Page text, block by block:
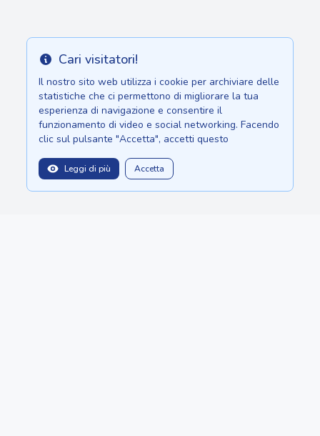
Info Cari visitatori!
Il nostro sito web utilizza i cookie per archiviare delle
statistiche che ci permettono di migliorare la tua
esperienza di navigazione e consentire il
funzionamento di video e social networking. Facendo
clic sul pulsante "Accetta", accetti questo
Leggi di più Accetta